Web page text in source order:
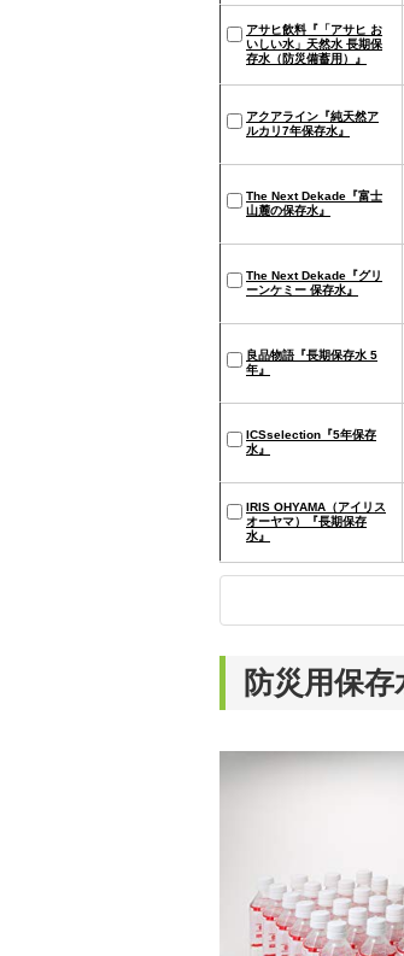
アサヒ飲料『「アサヒ お
いしい水」天然水 長期保
存水（防災備蓄用）』
アクアライン『純天然ア
ルカリ7年保存水』
The Next Dekade『富士
山麓の保存水』
The Next Dekade『グリ
ーンケミー 保存水』
良品物語『長期保存水 5
年』
ICSselection『5年保存
水』
IRIS OHYAMA（アイリス
オーヤマ）『長期保存
水』
防災用保存